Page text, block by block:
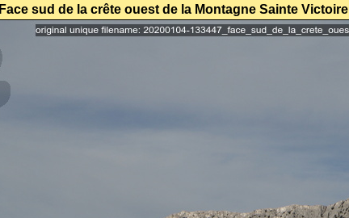
Face sud de la crête ouest de la Montagne Sainte Victoire